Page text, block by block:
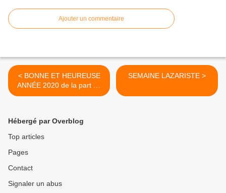
Ajouter un commentaire
< BONNE ET HEUREUSE
ANNÉE 2020 de la part de
toute notre communauté!
SEMAINE LAZARISTE >
Hébergé par Overblog
Top articles
Pages
Contact
Signaler un abus